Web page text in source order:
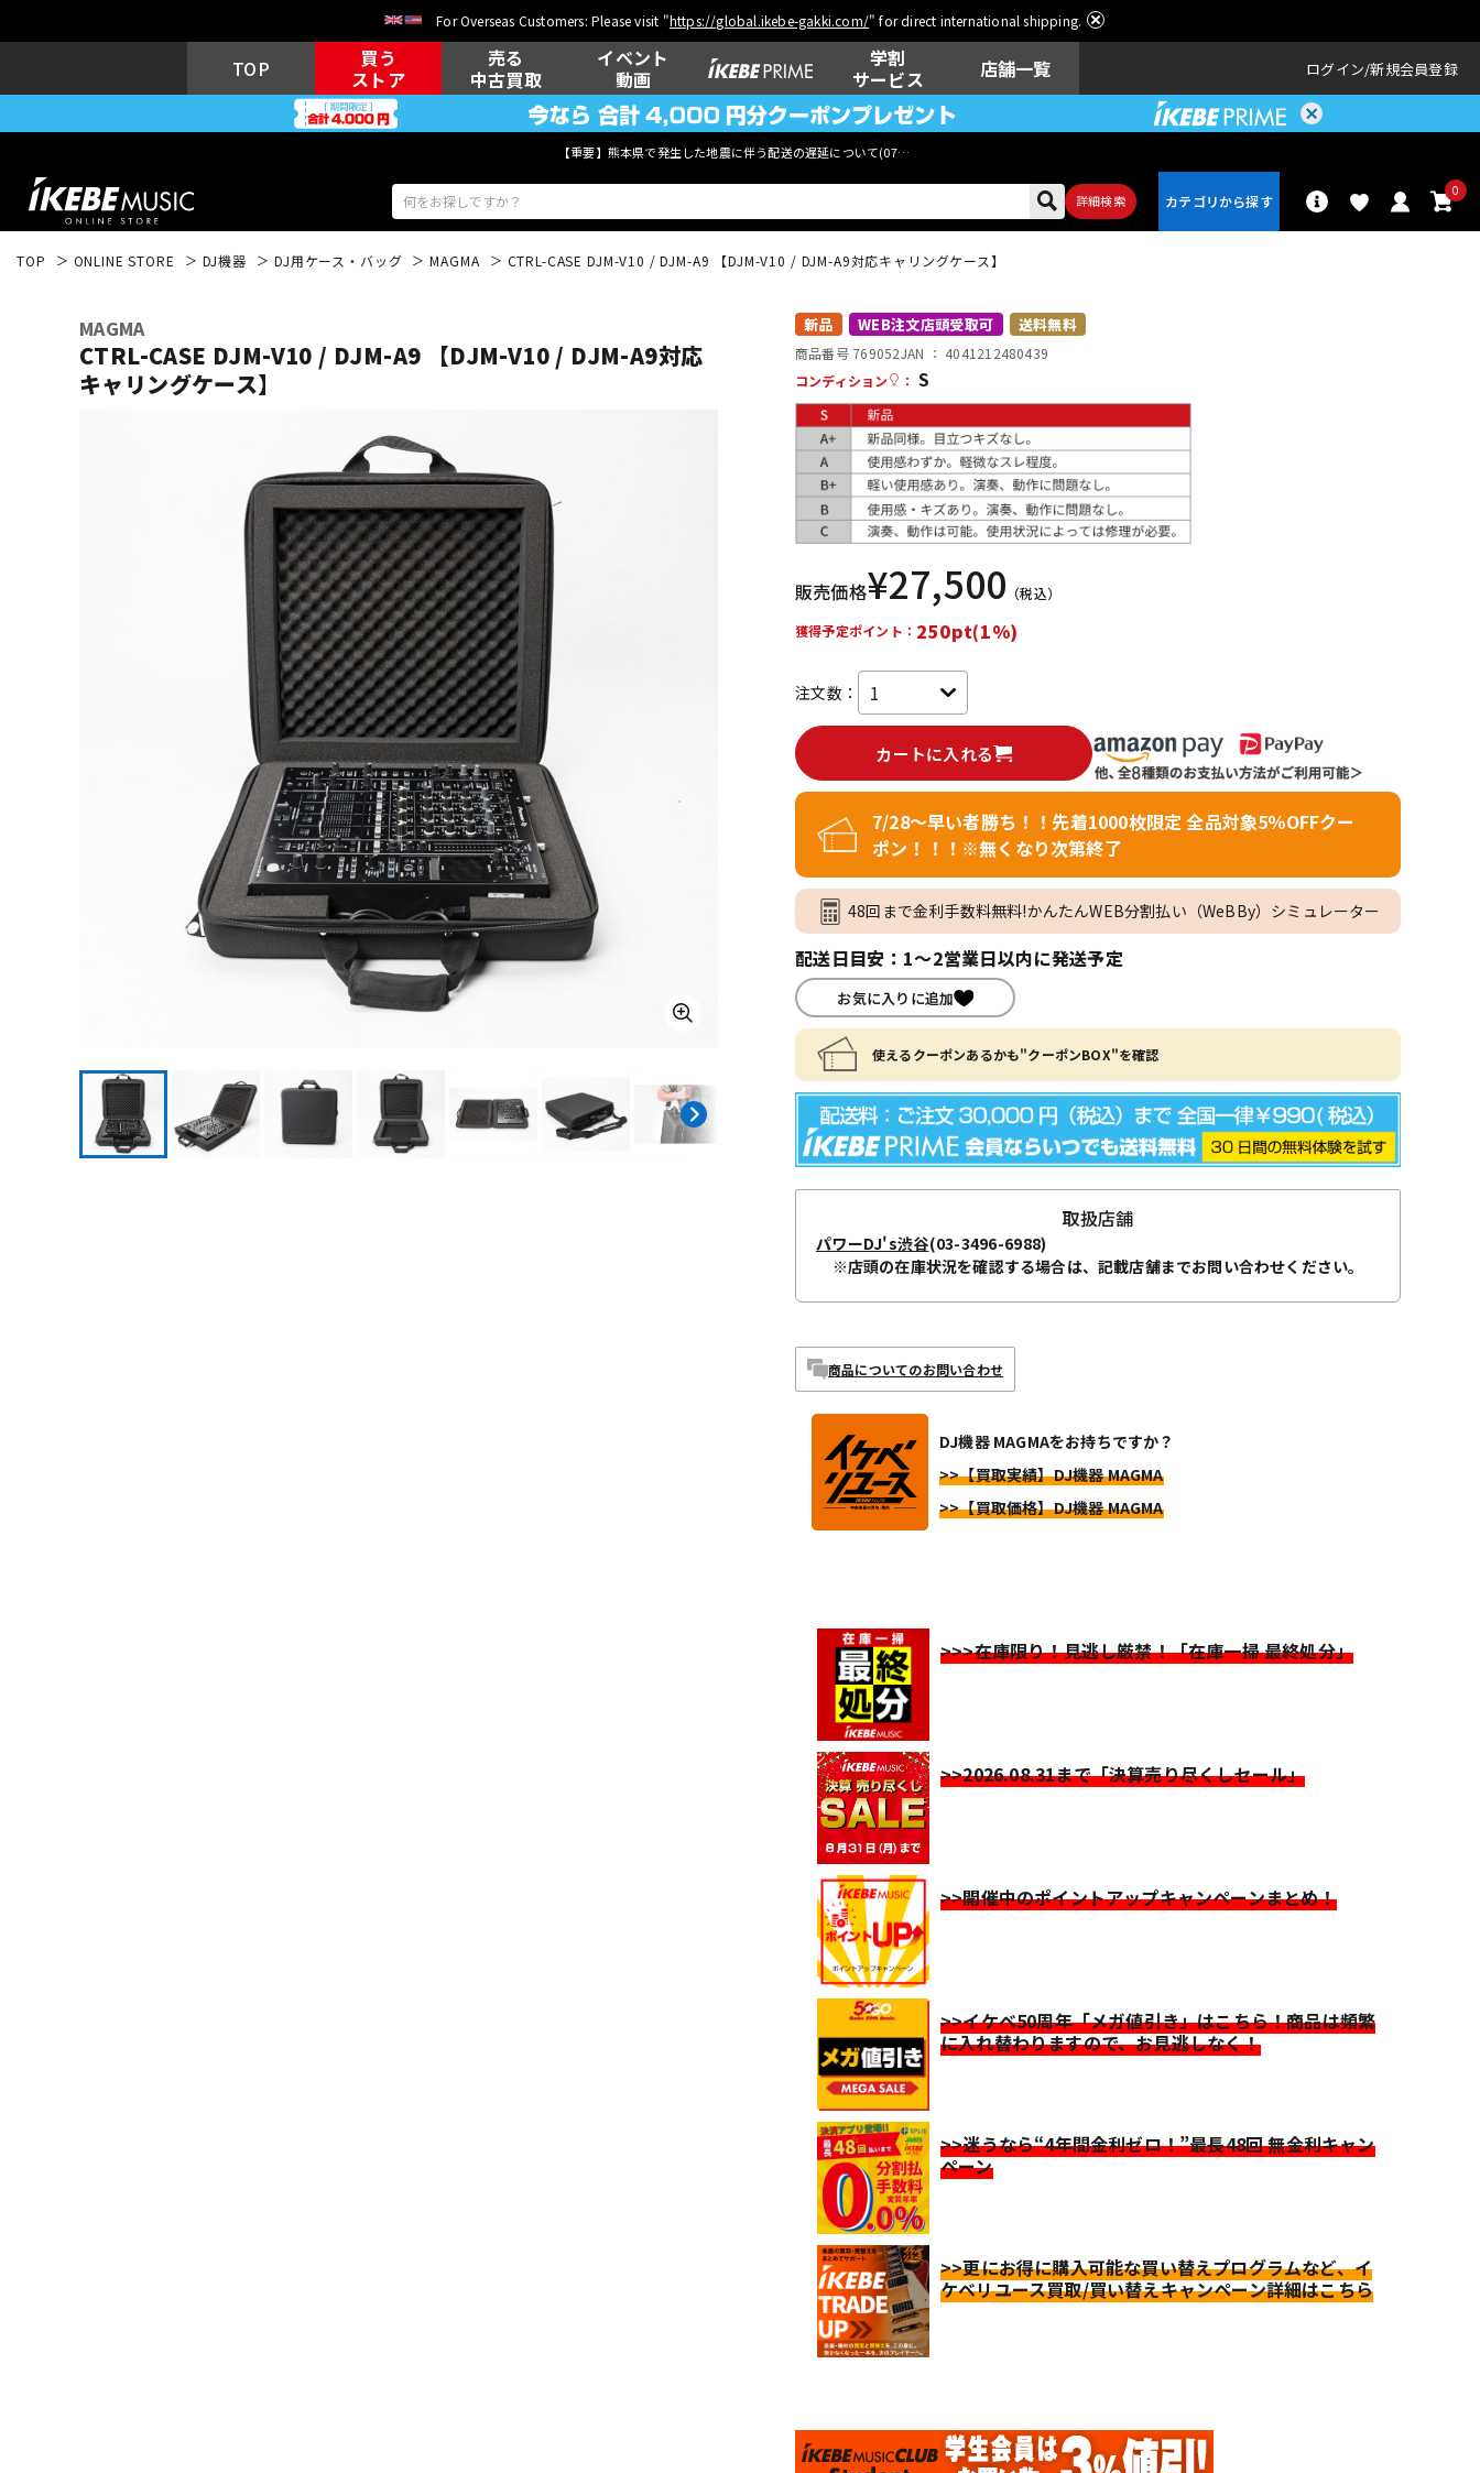
For Overseas Customers: Please visit "https://global.ikebe-gakki.com/" for direct international shipping.
TOP
買う
ストア
売る
中古買取
イベント
動画
学割
サービス
店舗一覧 ログイン 新規会員登録
【重要】熊本県で発生した地震に伴う配送の遅延について(07月29日
詳細検索
0
ウクレレ ドラム
その他楽器
DTM レコーディン
グ機器
配信/ライブ
機器
ヴィンテージ
TOP ONLINE STORE DJ機器 DJ用ケース・バッグ MAGMA CTRL-CASE DJM-V10 / DJM-A9 【DJM-V10 / DJM-A9対応キャリングケース】
MAGMA
CTRL-CASE DJM-V10 / DJM-A9 【DJM-V10 / DJM-A9対応
キャリングケース】
新品 WEB注文店頭受取可 送料無料
商品番号 769052JAN ： 4041212480439
コンディション
： S
販売価格¥27,500 （税込）
獲得予定ポイント： 250pt(1%)
注文数：
カートに入れる
7/28～早い者勝ち！！先着1000枚限定 全品対象5％OFFクー
ポン！！！※無くなり次第終了
48回まで金利手数料無料!かんたんWEB分割払い（WeBBy）シミュレーター
配送日目安：1～2営業日以内に発送予定
お気に入りに追加
使えるクーポンあるかも"クーポンBOX"を確認
取扱店舗
パワーDJ's渋谷(03-3496-6988)
※店頭の在庫状況を確認する場合は、記載店舗までお問い合わせください。
商品についてのお問い合わせ
DJ機器 MAGMAをお持ちですか？
>>【買取実績】DJ機器 MAGMA
>>【買取価格】DJ機器 MAGMA
>>>在庫限り！見逃し厳禁！「在庫一掃 最終処分」
>>2026.08.31まで「決算売り尽くしセール」
>>開催中のポイントアップキャンペーンまとめ！
>>イケベ50周年「メガ値引き」はこちら！商品は頻繁
に入れ替わりますので、お見逃しなく！
>>迷うなら“4年間金利ゼロ！”最長48回 無金利キャン
ペーン
>>更にお得に購入可能な買い替えプログラムなど、イ
ケベリユース買取/買い替えキャンペーン詳細はこちら